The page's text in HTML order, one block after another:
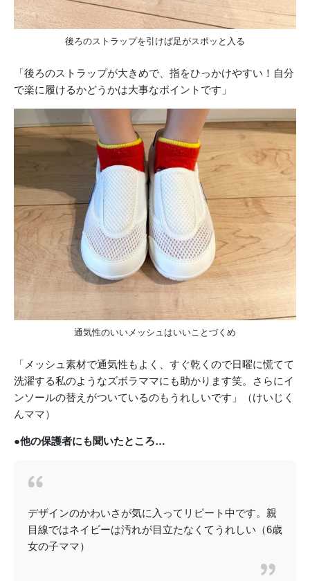
後ろのストラップを引けば足がスポッと入る
「後ろのストラップが大きめで、指をひっかけやすい！自分
で楽に履けるかどうかは大事なポイントです」
通気性のいいメッシュはいいことづくめ
「メッシュ素材で通気性もよく、すぐ乾くので日曜に慌てて
洗濯する私のようなズボラママにも助かります笑。さらにイ
ンソールの替えがついているのもうれしいです」（けいじく
んママ）
●他の保護者にも聞いたところ…
デザインのかわいさが気に入ってリピート中です。親
目線ではネイビーは汚れが目立たなくてうれしい（6歳
女の子ママ）